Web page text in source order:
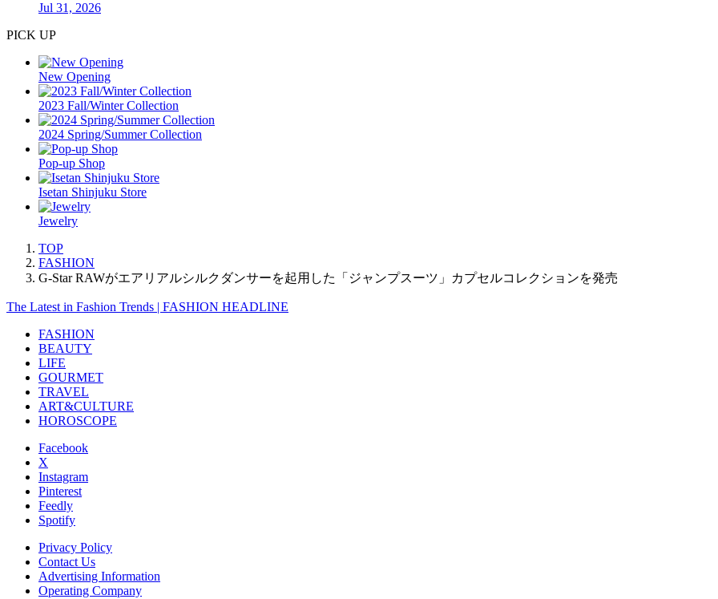
Jul 31, 2026
PICK UP
New Opening
2023 Fall/Winter Collection
2024 Spring/Summer Collection
Pop-up Shop
Isetan Shinjuku Store
Jewelry
TOP
FASHION
G-Star RAWがエアリアルシルクダンサーを起用した「ジャンプスーツ」カプセルコレクションを発売
The Latest in Fashion Trends | FASHION HEADLINE
FASHION
BEAUTY
LIFE
GOURMET
TRAVEL
ART&CULTURE
HOROSCOPE
Facebook
X
Instagram
Pinterest
Feedly
Spotify
Privacy Policy
Contact Us
Advertising Information
Operating Company